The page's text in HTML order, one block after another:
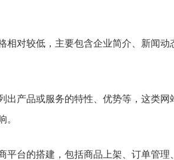
相对较低，主要包含企业简介、新闻
出产品或服务的特性、优势等，这类
。
平台的搭建，包括商品上架、订单管